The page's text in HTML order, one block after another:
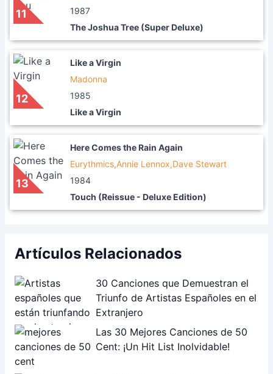
11
1987
The Joshua Tree (Super Deluxe)
12
Like a Virgin
Madonna
1985
Like a Virgin
13
Here Comes the Rain Again
Eurythmics,Annie Lennox,Dave Stewart
1984
Touch (Reissue - Deluxe Edition)
Artículos Relacionados
30 Canciones que Demuestran el
Triunfo de Artistas Españoles en el
Extranjero
Las 30 Mejores Canciones de 50
Cent: ¡Un Hit List Inolvidable!